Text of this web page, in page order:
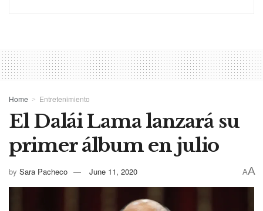
Home Entretenimiento
El Dalái Lama lanzará su
primer álbum en julio
by Sara Pacheco June 11, 2020 AA